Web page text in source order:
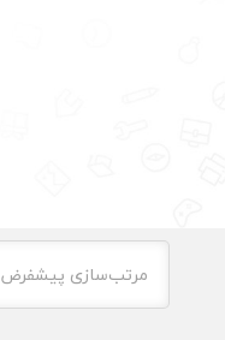
مرتب‌سازی پیشفرض